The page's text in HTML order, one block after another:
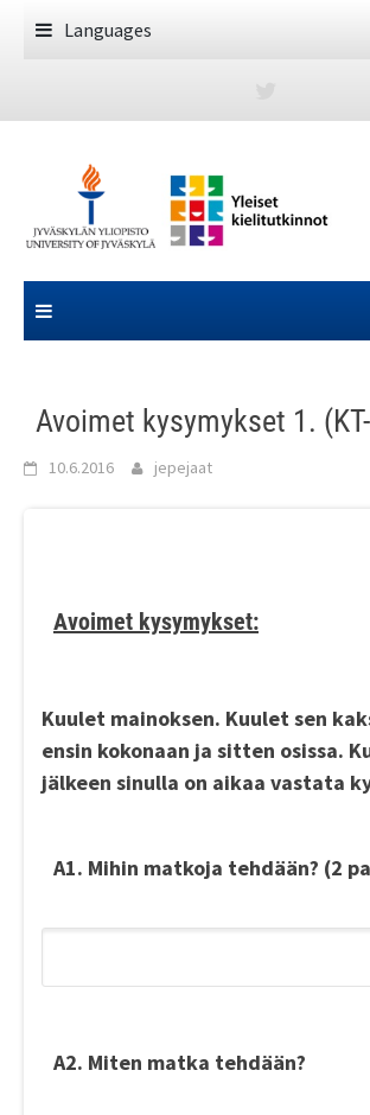
Languages
Avoimet kysymykset 1.
10.6.2016 jepejaat
Avoimet kysymykset:
Kuulet mainoksen. Kuulet sen
ensin kokonaan ja sitten osissa.
jälkeen sinulla on aikaa vastata
A1. Mihin matkoja tehdään? (2
A2. Miten matka tehdään?